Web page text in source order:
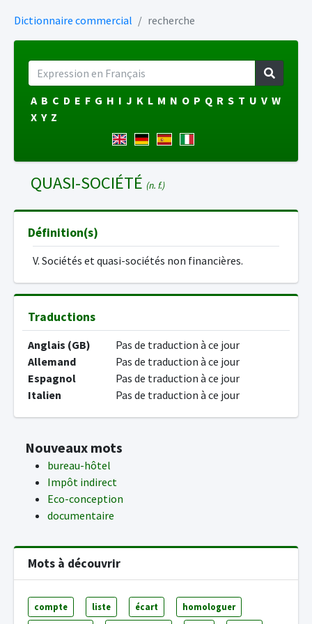
Dictionnaire commercial recherche
A B C D E F G H I J K L M N O P Q R S T U V W
X Y Z
QUASI-SOCIÉTÉ (n. f.)
Définition(s)
V. Sociétés et quasi-sociétés non financières.
Traductions
Anglais (GB)
Pas de traduction à ce jour
Allemand
Pas de traduction à ce jour
Espagnol
Pas de traduction à ce jour
Italien
Pas de traduction à ce jour
Nouveaux mots
bureau-hôtel
Impôt indirect
Eco-conception
documentaire
Mots à découvrir
compte liste écart homologuer